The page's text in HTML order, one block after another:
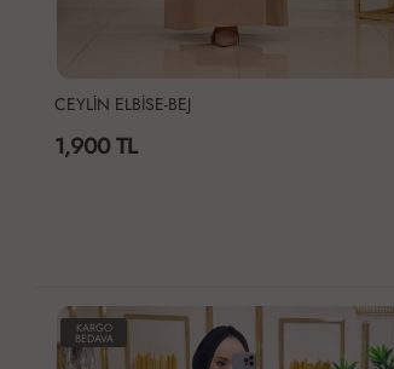
LİNEL ELBİSE-KAHVERENGİ
1,300 TL
KARGO
BEDAVA